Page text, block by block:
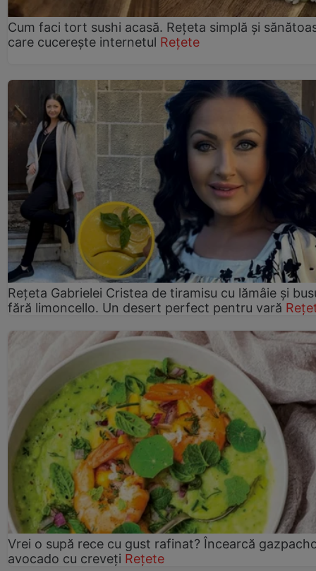
Cum faci tort sushi acasă. Rețeta simplă și
care cucerește internetul Rețete
Rețeta Gabrielei Cristea de tiramisu cu lămâie și
fără limoncello. Un desert perfect pentru vară
Vrei o supă rece cu gust rafinat? Încearcă
avocado cu creveți Rețete